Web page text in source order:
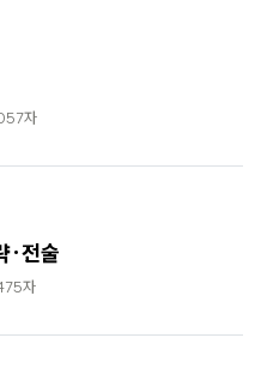
자
·전술
자